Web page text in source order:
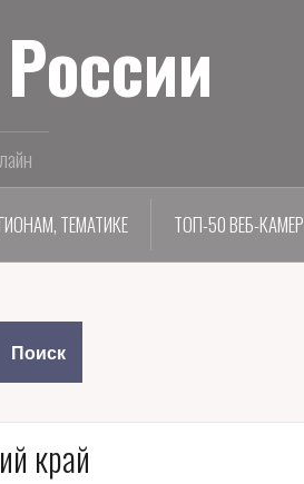
ТЕМАТИКЕ ТОП-50 ВЕБ-КАМЕР
край